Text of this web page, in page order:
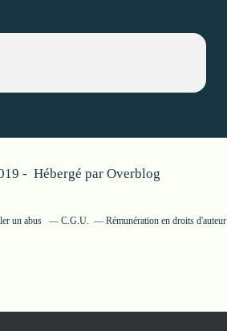
- Hébergé par Overblog
un abus C.G.U. Rémunération en droits d'auteur